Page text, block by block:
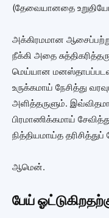
(தேவையானதை
அக்கிரமமான
நீக்கி அதை
மெய்யான
உருக்கமாய் நேசித்து
அளித்தருளும்.
பிரமாணிக்கமாய்
நித்தியமாய்த
ஆமென்.
பேய்